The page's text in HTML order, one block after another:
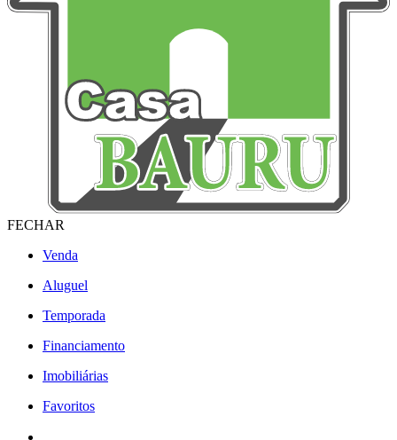
FECHAR
Venda
Aluguel
Temporada
Financiamento
Imobiliárias
Favoritos